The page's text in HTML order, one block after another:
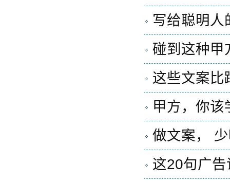
写给聪明人
碰到这种甲
这些文案比
甲方，你该
做文案，
这20句广